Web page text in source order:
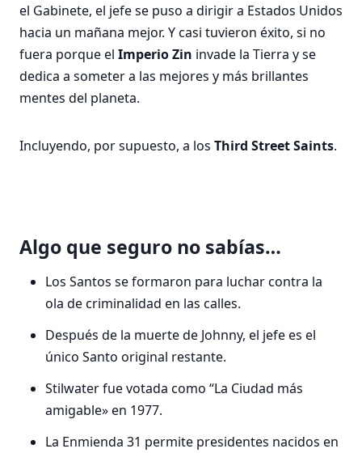
el Gabinete, el jefe se puso a dirigir a Estados Unidos
hacia un mañana mejor. Y casi tuvieron éxito, si no
fuera porque el Imperio Zin invade la Tierra y se
dedica a someter a las mejores y más brillantes
mentes del planeta.
Incluyendo, por supuesto, a los Third Street Saints.
Algo que seguro no sabías…
Los Santos se formaron para luchar contra la
ola de criminalidad en las calles.
Después de la muerte de Johnny, el jefe es el
único Santo original restante.
Stilwater fue votada como “La Ciudad más
amigable» en 1977.
La Enmienda 31 permite presidentes nacidos en